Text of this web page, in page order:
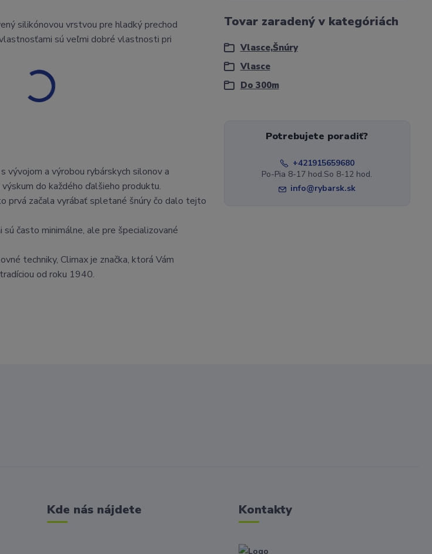
silikónovou vrstvou pre hladký prechod
sú veľmi dobré vlastnosti pri
vývojom a výrobou rybárskych silonov a
do každého ďalšieho produktu.
prvá začala vyrábať spletané šnúry čo dalo tejto
často minimálne, ale pre špecializované
techniky, Climax je značka, ktorá Vám
od roku 1940.
Tovar zaradený v kategóriách
Vlasce,Šnúry
Vlasce
Do 300m
Potrebujete poradiť?
+421915659680
Po-Pia 8-17 hod.So 8-12 hod.
info@rybarsk.sk
Kde nás nájdete Kontakty